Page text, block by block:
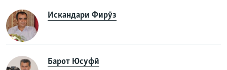
Искандари Фирӯз
Барот Юсуфӣ